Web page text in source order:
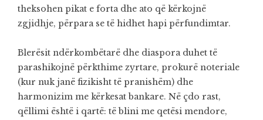
theksohen pikat e forta dhe ato që kërkojnë
zgjidhje, përpara se të hidhet hapi përfundimtar.
Blerësit ndërkombëtarë dhe diaspora duhet të
parashikojnë përkthime zyrtare, prokurë noteriale
(kur nuk janë fizikisht të pranishëm) dhe
harmonizim me kërkesat bankare. Në çdo rast,
qëllimi është i qartë: të blini me qetësi mendore,